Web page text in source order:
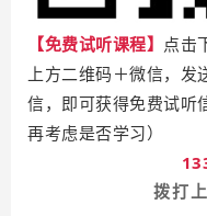
【免费试听课程】 点击
上方二维码＋微信，
信，即可获得免费试听
再考虑是否学习）
拨打